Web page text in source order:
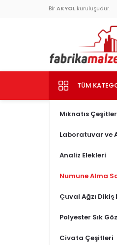
Bir AKYOL kuruluşudur.
TÜM
Mıknatıs
Laboratuvar ve
Analiz Elekleri
Numune Alma
Çuval Ağzı Dikiş
Polyester Sık
Civata Çeşitleri